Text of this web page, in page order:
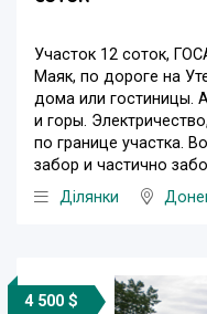
Участок 12 соток,
Маяк, по дороге на
дома или гостиницы.
и горы.
по границе участка.
забор и частично
Ділянки
4 500 $